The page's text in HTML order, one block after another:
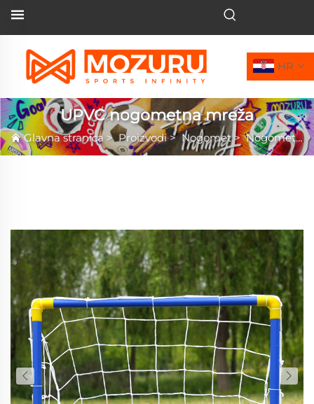
HR
UPVC nogometna mreža
Glavna stranica>Proizvodi>Nogomet>Nogometni gol